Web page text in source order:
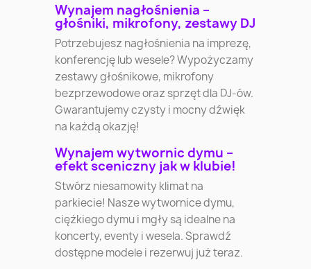
Wynajem nagłośnienia –
głośniki, mikrofony, zestawy DJ
Potrzebujesz nagłośnienia na imprezę,
konferencję lub wesele? Wypożyczamy
zestawy głośnikowe, mikrofony
bezprzewodowe oraz sprzęt dla DJ-ów.
Gwarantujemy czysty i mocny dźwięk
na każdą okazję!
Wynajem wytwornic dymu –
efekt sceniczny jak w klubie!
Stwórz niesamowity klimat na
parkiecie! Nasze wytwornice dymu,
ciężkiego dymu i mgły są idealne na
koncerty, eventy i wesela. Sprawdź
dostępne modele i rezerwuj już teraz.